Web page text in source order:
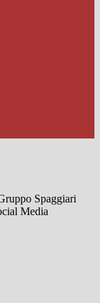
Spaggiari
Media